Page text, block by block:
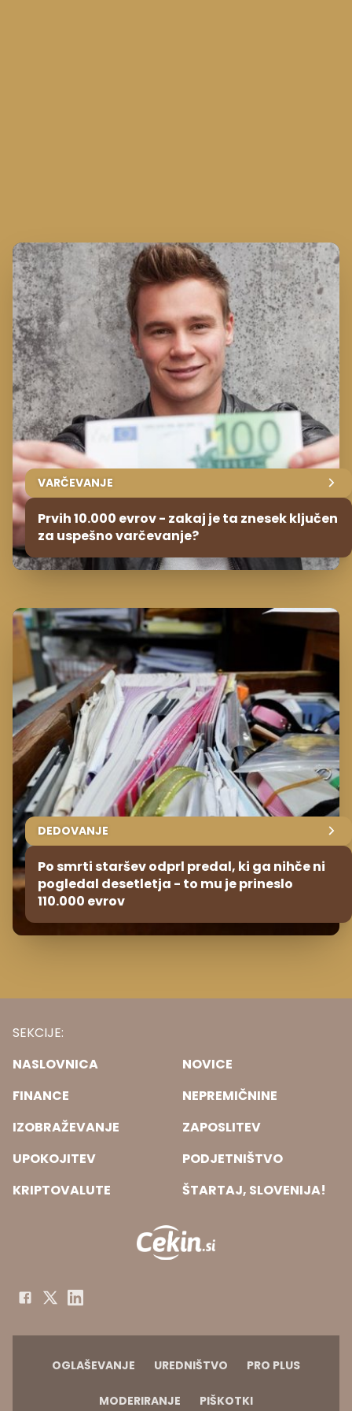
VARČEVANJE
Prvih 10.000 evrov - zakaj je ta znesek ključen
za uspešno varčevanje?
DEDOVANJE
Po smrti staršev odprl predal, ki ga nihče ni
pogledal desetletja - to mu je prineslo
110.000 evrov
SEKCIJE:
NASLOVNICA
NOVICE
FINANCE
NEPREMIČNINE
IZOBRAŽEVANJE
ZAPOSLITEV
UPOKOJITEV
PODJETNIŠTVO
KRIPTOVALUTE
ŠTARTAJ, SLOVENIJA!
OGLAŠEVANJE UREDNIŠTVO PRO PLUS
MODERIRANJE PIŠKOTKI